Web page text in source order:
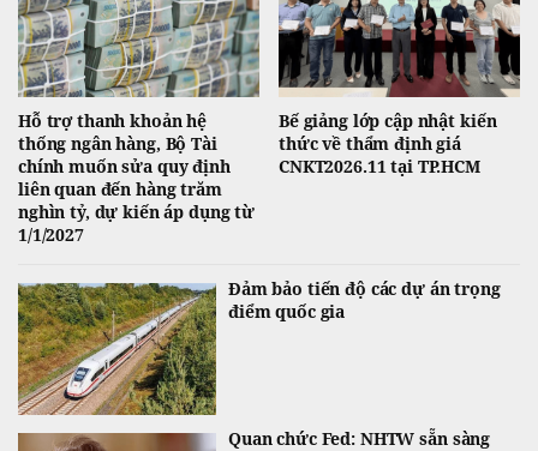
Hỗ trợ thanh khoản hệ
thống ngân hàng, Bộ Tài
chính muốn sửa quy định
liên quan đến hàng trăm
nghìn tỷ, dự kiến áp dụng từ
1/1/2027
Bế giảng lớp cập nhật kiến
thức về thẩm định giá
CNKT2026.11 tại TP.HCM
Đảm bảo tiến độ các dự án trọng
điểm quốc gia
Quan chức Fed: NHTW sẵn sàng